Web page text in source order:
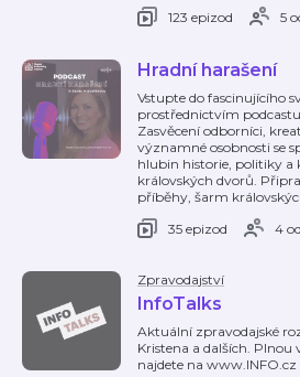
123 epizod
5
Hradní harašení
Vstupte do fascinujícího
prostřednictvím
Zasvěcení odborníci,
významné osobnosti se
hlubin historie, politiky a
královských dvorů.
příběhy, šarm
35 epizod
4
Zpravodajství
InfoTalks
Aktuální zpravodajské
Kristena a dalších. Plnou
najdete na www.INFO.cz